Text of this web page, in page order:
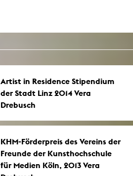
Artist in Residence Stipendium
der Stadt Linz 2014 Vera
Drebusch
KHM-Förderpreis des Vereins der
Freunde der Kunsthochschule
für Medien Köln, 2013 Vera